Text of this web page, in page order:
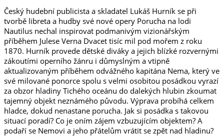
Český hudební publicista a skladatel Lukáš Hurník se při
tvorbě libreta a hudby své nové opery Porucha na lodi
Nautilus nechal inspirovat podmanivým vizionářským
příběhem Julese Verna Dvacet tisíc mil pod mořem z roku
1870. Hurník provede dětské diváky a jejich blízké rozvernými
zákoutími operního žánru i důmyslným a vtipně
aktualizovaným příběhem odvážného kapitána Nema, který ve
své milované ponorce spolu s velmi osobitou posádkou vyrazí
za obzor hladiny Tichého oceánu do dalekých hlubin zkoumat
tajemný objekt neznámého původu. Výprava probíhá celkem
hladce, dokud nenastane porucha. Jak si posádka s takovou
situací poradí? Co je oním zájem vzbuzujícím objektem? A
podaří se Nemovi a jeho přátelům vrátit se zpět nad hladinu?